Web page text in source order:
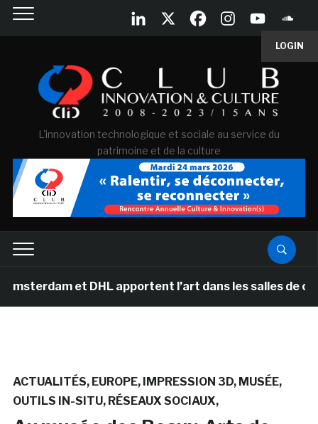
LOGIN
L'innovation technologique et sociale au service du
patrimoine et de la culture
et DHL apportent l’art dans les salles de classe
ACTUALITÉS EUROPE IMPRESSION 3D MUSÉE
OUTILS IN-SITU RÉSEAUX SOCIAUX